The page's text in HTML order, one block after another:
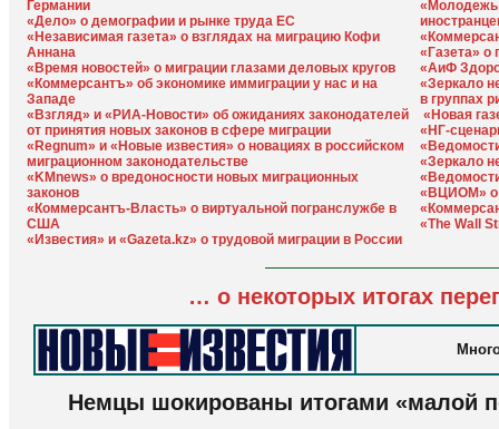
Германии
«Дело» о демографии и рынке труда ЕС
«Независимая газета» о взглядах на миграцию Кофи
Аннана
«Время новостей» о миграции глазами деловых кругов
«Коммерсантъ» об экономике иммиграции у нас и на
Западе
«Взгляд» и «РИА-Новости» об ожиданиях законодателей
от принятия новых законов в сфере миграции
«Regnum» и «Новые известия» о новациях в российском
миграционном законодательстве
«KMnews» о вредоносности новых миграционных
законов
«Коммерсантъ-Власть» о виртуальной погранслужбе в
США
«Известия» и «Gazeta.kz» о трудовой миграции в России
«Молодежь
«Газета» о
«АиФ
«Зеркало
в группах
«Новая
«НГ-
«Зеркало
«ВЦИОМ» о
«The Wall
… о некоторых итогах
Немцы шокированы итогами «малой